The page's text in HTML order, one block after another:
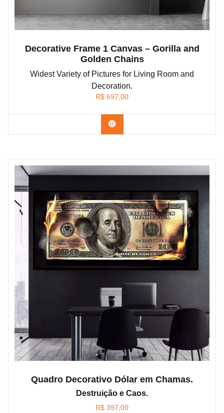
Decorative Frame 1 Canvas – Gorilla and
Golden Chains
Widest Variety of Pictures for Living Room and
Decoration.
R$ 697,00
Confira os modelos
Quadro Decorativo Dólar em Chamas.
Destruição e Caos.
R$ 397,00